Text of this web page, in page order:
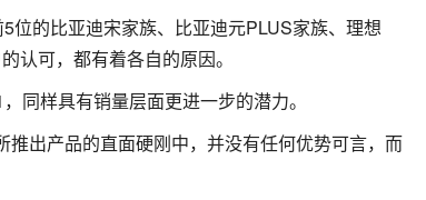
位的比亚迪宋家族、比亚迪元PLUS家族、理想
认可，都有着各自的原因。
同样具有销量层面更进一步的潜力。
出产品的直面硬刚中，并没有任何优势可言，而